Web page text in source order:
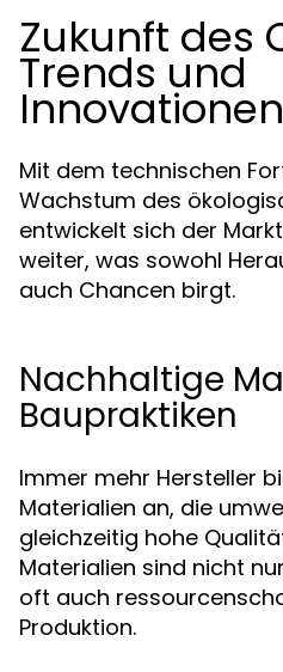
Zukunft des
Trends und
Innovationen
Mit dem technischen
Wachstum des
entwickelt sich der
weiter, was sowohl
auch Chancen birgt.
Nachhaltige
Baupraktiken
Immer mehr Hersteller
Materialien an, die
gleichzeitig hohe
Materialien sind nicht
oft auch
Produktion.